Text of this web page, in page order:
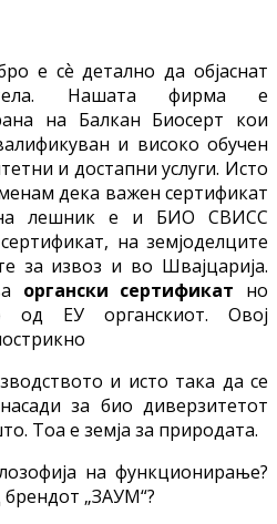
е сѐ детално да објаснат
тела. Нашата фирма е
на Балкан Биосерт кои
и високо обучен
и достапни услуги. Исто
дека важен сертификат
на лешник е и БИО СВИСС
на земјоделците
за извоз и во Швајцарија.
органски сертификат но
од ЕУ органскиот. Овој
и исто така да се
за био диверзитетот
Тоа е земја за природата.
на функционирање?
брендот „ЗАУМ“?